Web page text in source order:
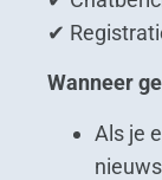
✔
Wanneer
Als je